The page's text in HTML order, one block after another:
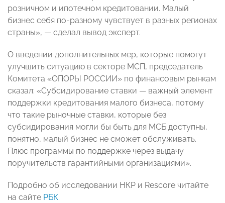
розничном и ипотечном кредитовании. Малый
бизнес себя по-разному чувствует в разных регионах
страны», — сделал вывод эксперт.
О введении дополнительных мер, которые помогут
улучшить ситуацию в секторе МСП, председатель
Комитета «ОПОРЫ РОССИИ» по финансовым рынкам
сказал: «Субсидирование ставки — важный элемент
поддержки кредитования малого бизнеса, потому
что такие рыночные ставки, которые без
субсидирования могли бы быть для МСБ доступны,
понятно, малый бизнес не сможет обслуживать.
Плюс программы по поддержке через выдачу
поручительств гарантийными организациями».
Подробно об исследовании НКР и Rescore читайте
на сайте РБК.